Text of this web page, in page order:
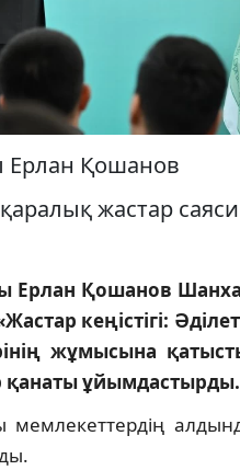
Ерлан Қошанов
жастар саяси
Ерлан Қошанов
кеңістігі:
жұмысына
қанаты ұйымдастырды.